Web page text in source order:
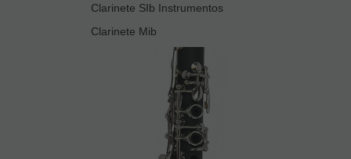
Clarinete SIb Instrumentos
Clarinete Mib